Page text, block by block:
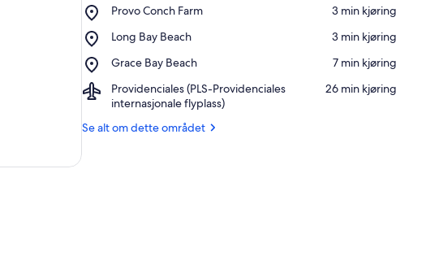
Provo Conch Farm
Place,
Conch
‪3 min kjøring‬
Long Bay Beach
Place,
Bay
‪3 min kjøring‬
Grace Bay Beach
Place,
Bay
Beach
‪7 min kjøring‬
Providenciales (PLS-Providenciales
internasjonale flyplass)
Airport,
Providenciales
Providenciales
‪26 min kjøring‬
Se alt om dette området